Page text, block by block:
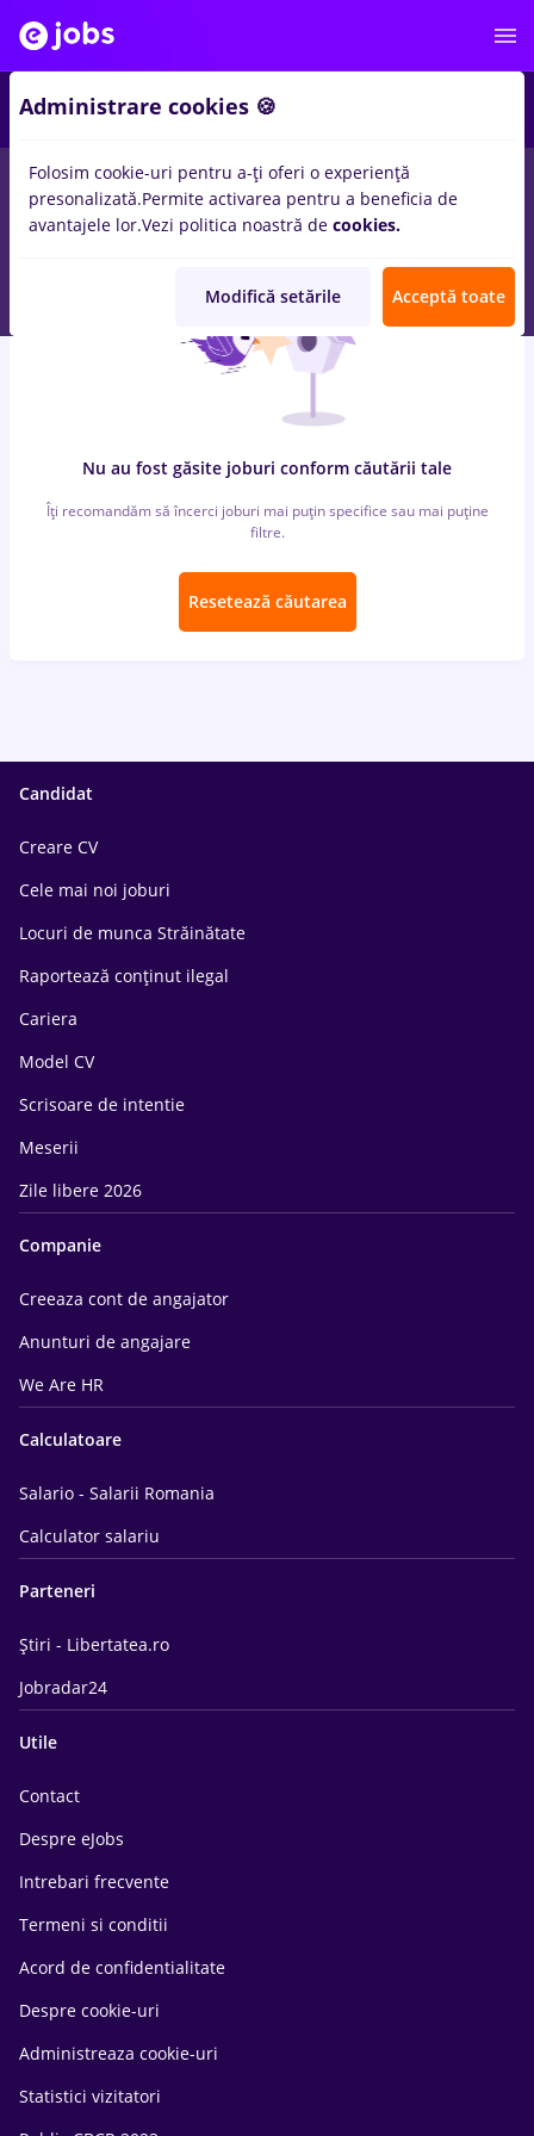
locuri de muncaafter effects pentruFara experienta
Medicina / Sanatate
Nu au fost găsite joburi conform căutării tale
Îți recomandăm să încerci joburi mai puțin specifice sau mai puține
filtre.
Resetează căutarea
Candidat
Creare CV
Cele mai noi joburi
Locuri de munca Străinătate
Raportează conținut ilegal
Cariera
Model CV
Scrisoare de intentie
Meserii
Zile libere 2026
Companie
Creeaza cont de angajator
Anunturi de angajare
We Are HR
Calculatoare
Salario - Salarii Romania
Calculator salariu
Parteneri
Știri - Libertatea.ro
Jobradar24
Utile
Contact
Despre eJobs
Intrebari frecvente
Termeni si conditii
Acord de confidentialitate
Despre cookie-uri
Administreaza cookie-uri
Statistici vizitatori
Administrare cookies 🍪
Folosim cookie-uri pentru a-ți oferi o experiență
presonalizată.Permite activarea pentru a beneficia de
avantajele lor.Vezi politica noastră de cookies.
Modifică setările Acceptă toate